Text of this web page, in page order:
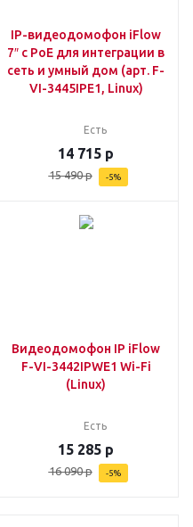
IP-видеодомофон iFlow
7″ с PoE для интеграции в
сеть и умный дом (арт. F-
VI-3445IPE1, Linux)
Есть
14 715 р
15 490р -5%
Видеодомофон IP iFlow
F-VI-3442IPWE1 Wi-Fi
(Linux)
Есть
15 285 р
16 090р -5%